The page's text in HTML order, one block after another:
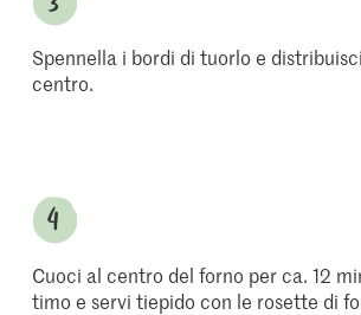
Spennella i bordi di tuorlo e
centro.
Cuoci al centro del forno per ca. 12
timo e servi tiepido con le rosette di